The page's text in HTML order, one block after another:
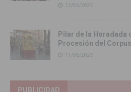
12/06/2026
Pilar de la Horadada
Procesión del
11/06/2026
PUBLICIDAD